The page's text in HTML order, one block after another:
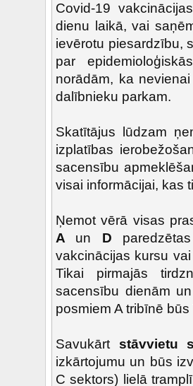
Covid-19
dienu laikā, vai
ievērotu piesardzību,
par
norādām, ka
dalībnieku parkam.
Skatītājus lūdzam
izplatības
sacensību
visai informācijai, kas
Ņemot vērā visas
A un D
vakcinācijas kursu
Tikai pirmajās
sacensību dienām
posmiem A tribīnē
Savukārt stāvvietu
izkārtojumu un būs
C sektors) lielā